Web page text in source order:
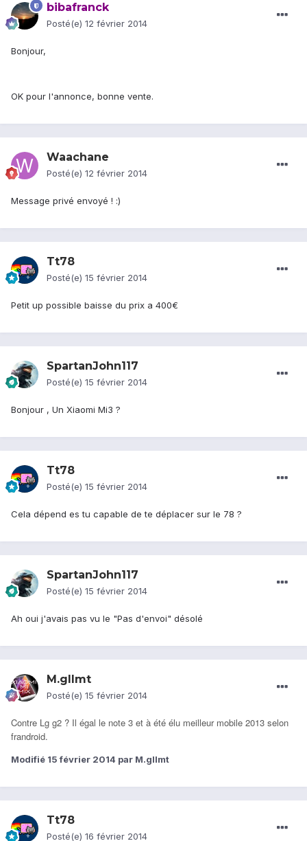
bibafranck
Posté(e) 12 février 2014
Bonjour,
OK pour l'annonce, bonne vente.
Waachane
Posté(e) 12 février 2014
Message privé envoyé ! :)
Tt78
Posté(e) 15 février 2014
Petit up possible baisse du prix a 400€
SpartanJohn117
Posté(e) 15 février 2014
Bonjour , Un Xiaomi Mi3 ?
Tt78
Posté(e) 15 février 2014
Cela dépend es tu capable de te déplacer sur le 78 ?
SpartanJohn117
Posté(e) 15 février 2014
Ah oui j'avais pas vu le "Pas d'envoi" désolé
M.gllmt
Posté(e) 15 février 2014
Contre Lg g2 ? Il égal le note 3 et à été élu meilleur mobile 2013 selon
frandroid.
Modifié 15 février 2014 par M.gllmt
Tt78
Posté(e) 16 février 2014